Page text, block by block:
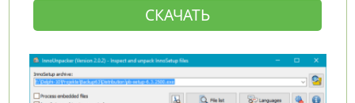
СКАЧАТЬ